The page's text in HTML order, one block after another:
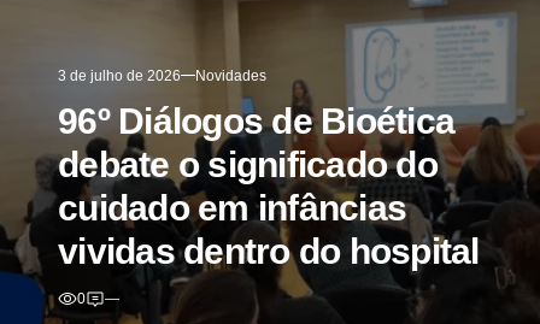
3 de julho de 2026 Novidades
96º Diálogos de Bioética
debate o significado do
cuidado em infâncias
vividas dentro do hospital
0 —